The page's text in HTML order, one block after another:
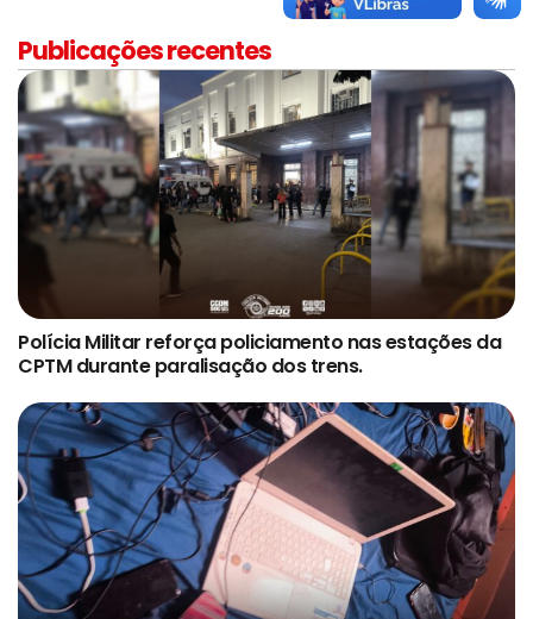
Publicações recentes
Polícia Militar reforça policiamento nas estações da
CPTM durante paralisação dos trens.